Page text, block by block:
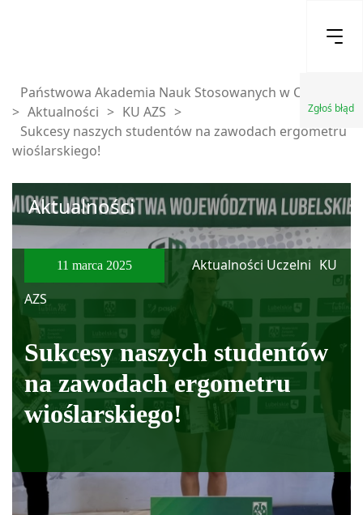
Zgłoś błąd
Państwowa Akademia Nauk Stosowanych w Chełmie
> Aktualności > KU AZS >
Sukcesy naszych studentów na zawodach ergometru
wioślarskiego!
Aktualności
11 marca 2025 Aktualności Uczelni KU
AZS
Sukcesy naszych studentów
na zawodach ergometru
wioślarskiego!